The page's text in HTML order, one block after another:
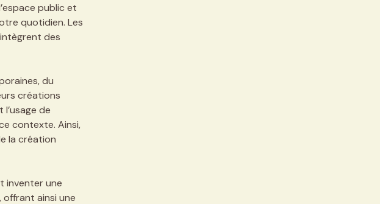
public et
quotidien. Les
des
du
créations
de
contexte. Ainsi,
la création
inventer une
offrant ainsi une